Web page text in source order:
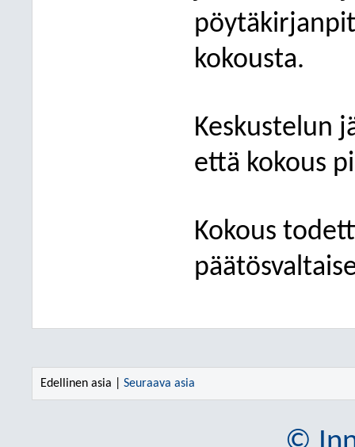
kokousta.
Keskustelun
että kokous
Kokous
Edellinen asia | Seuraava asia